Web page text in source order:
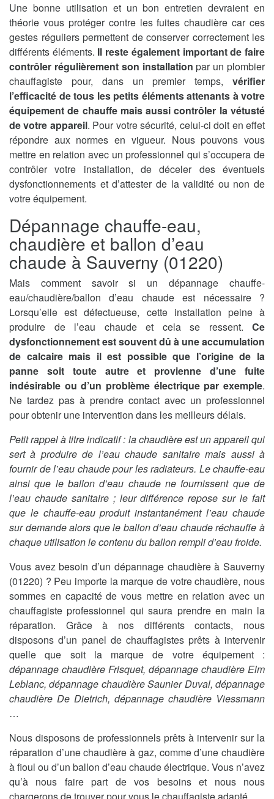
Une bonne utilisation et un bon entretien devraient en
théorie vous protéger contre les fuites chaudière car ces
gestes réguliers permettent de conserver correctement les
différents éléments. Il reste également important de faire
contrôler régulièrement son installation par un plombier
chauffagiste pour, dans un premier temps, vérifier
l’efficacité de tous les petits éléments attenants à votre
équipement de chauffe mais aussi contrôler la vétusté
de votre appareil. Pour votre sécurité, celui-ci doit en effet
répondre aux normes en vigueur. Nous pouvons vous
mettre en relation avec un professionnel qui s’occupera de
contrôler votre installation, de déceler des éventuels
dysfonctionnements et d’attester de la validité ou non de
votre équipement.
Dépannage chauffe-eau,
chaudière et ballon d’eau
chaude à Sauverny (01220)
Mais comment savoir si un dépannage chauffe-
eau/chaudière/ballon d’eau chaude est nécessaire ?
Lorsqu’elle est défectueuse, cette installation peine à
produire de l’eau chaude et cela se ressent. Ce
dysfonctionnement est souvent dû à une accumulation
de calcaire mais il est possible que l’origine de la
panne soit toute autre et provienne d’une fuite
indésirable ou d’un problème électrique par exemple.
Ne tardez pas à prendre contact avec un professionnel
pour obtenir une intervention dans les meilleurs délais.
Petit rappel à titre indicatif : la chaudière est un appareil qui
sert à produire de l’eau chaude sanitaire mais aussi à
fournir de l’eau chaude pour les radiateurs. Le chauffe-eau
ainsi que le ballon d’eau chaude ne fournissent que de
l’eau chaude sanitaire ; leur différence repose sur le fait
que le chauffe-eau produit instantanément l’eau chaude
sur demande alors que le ballon d’eau chaude réchauffe à
chaque utilisation le contenu du ballon rempli d’eau froide.
Vous avez besoin d’un dépannage chaudière à Sauverny
(01220) ? Peu importe la marque de votre chaudière, nous
sommes en capacité de vous mettre en relation avec un
chauffagiste professionnel qui saura prendre en main la
réparation. Grâce à nos différents contacts, nous
disposons d’un panel de chauffagistes prêts à intervenir
quelle que soit la marque de votre équipement :
dépannage chaudière Frisquet, dépannage chaudière Elm
Leblanc, dépannage chaudière Saunier Duval, dépannage
chaudière De Dietrich, dépannage chaudière Viessmann
…
Nous disposons de professionnels prêts à intervenir sur la
réparation d’une chaudière à gaz, comme d’une chaudière
à fioul ou d’un ballon d’eau chaude électrique. Vous n’avez
qu’à nous faire part de vos besoins et nous nous